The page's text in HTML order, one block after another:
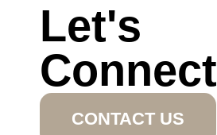
Let's
Connect
CONTACT US